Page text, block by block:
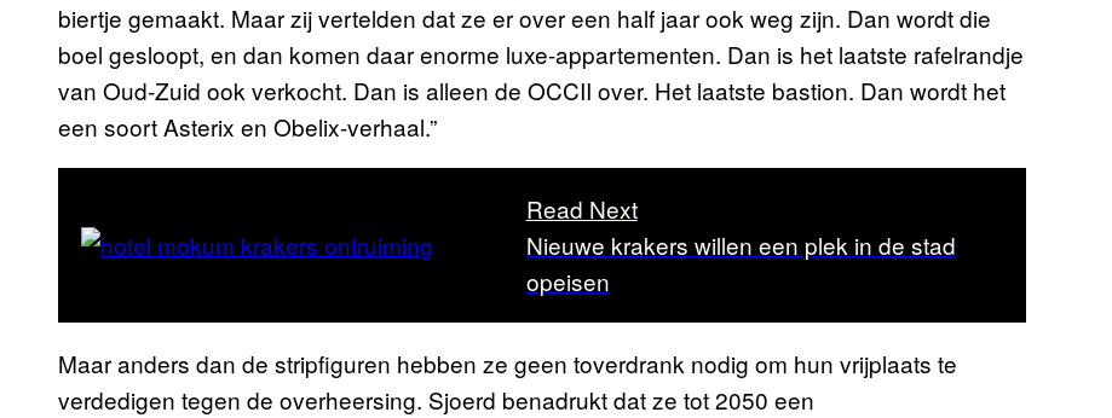
biertje gemaakt. Maar zij vertelden dat ze er over een half jaar ook weg zijn. Dan wordt die
boel gesloopt, en dan komen daar enorme luxe-appartementen. Dan is het laatste rafelrandje
van Oud-Zuid ook verkocht. Dan is alleen de OCCII over. Het laatste bastion. Dan wordt het
een soort Asterix en Obelix-verhaal.”
Read Next
Nieuwe krakers willen een plek in de stad
opeisen
Maar anders dan de stripfiguren hebben ze geen toverdrank nodig om hun vrijplaats te
verdedigen tegen de overheersing. Sjoerd benadrukt dat ze tot 2050 een